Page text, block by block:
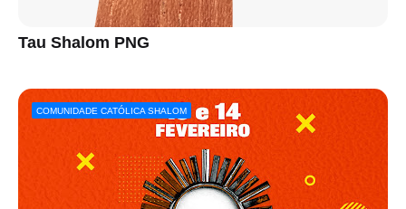
Tau Shalom PNG
COMUNIDADE CATÓLICA SHALOM